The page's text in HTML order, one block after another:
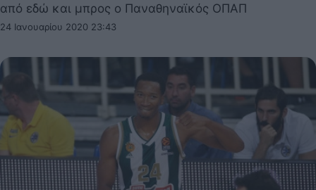
από εδώ και μπρος ο Παναθηναϊκός ΟΠΑΠ
24 Ιανουαρίου 2020 23:43